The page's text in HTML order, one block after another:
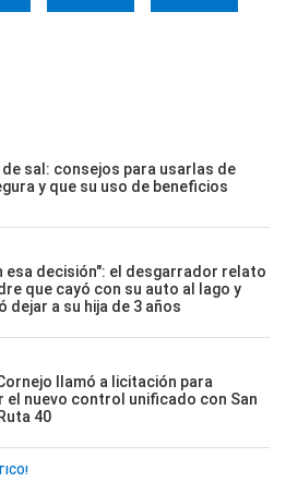
de sal: consejos para usarlas de
y que su uso de beneficios
esa decisión": el desgarrador relato
que cayó con su auto al lago y
dejar a su hija de 3 años
llamó a licitación para
el nuevo control unificado con San
40